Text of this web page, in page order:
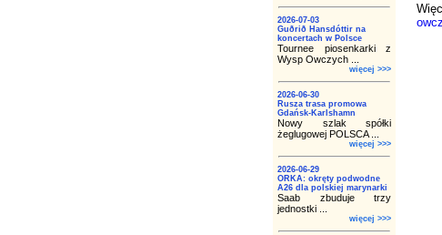
2026-07-03
Guðrið Hansdóttir na
koncertach w Polsce
Tournee piosenkarki z
Wysp Owczych ...
więcej >>>
2026-06-30
Rusza trasa promowa
Gdańsk-Karlshamn
Nowy szlak spółki
żeglugowej POLSCA ...
więcej >>>
2026-06-29
ORKA: okręty podwodne
A26 dla polskiej marynarki
Saab zbuduje trzy
jednostki ...
więcej >>>